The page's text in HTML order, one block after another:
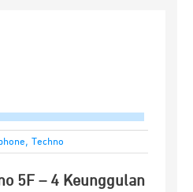
, Techno
5F – 4 Keunggulan